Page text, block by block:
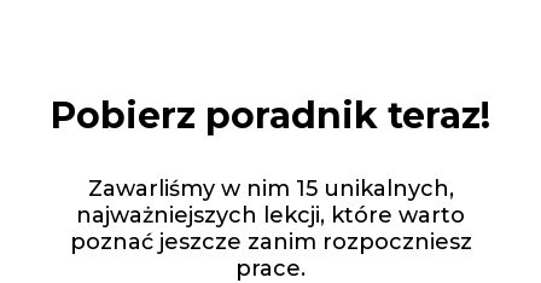
Pobierz poradnik teraz!
Zawarliśmy w nim 15 unikalnych,
najważniejszych lekcji, które warto
poznać jeszcze zanim rozpoczniesz
prace.